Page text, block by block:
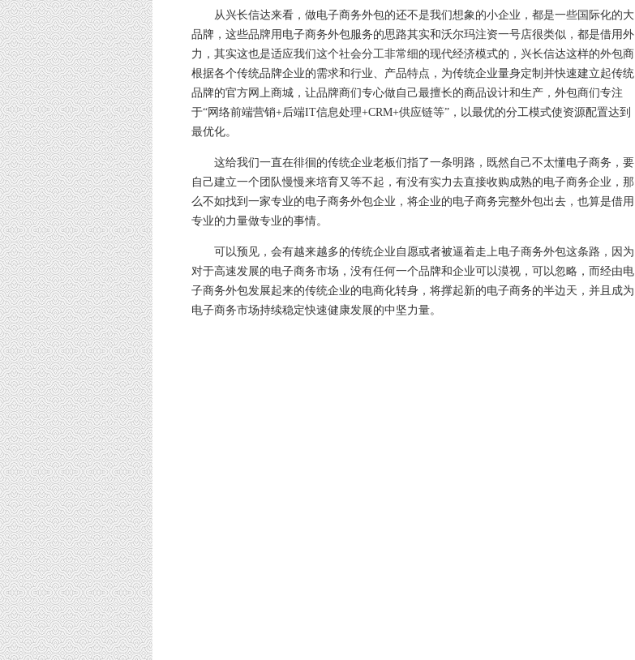
从兴长信达来看，做电子商务外包的还不是我们想象的小企业，都是一些国际化的大
品牌，这些品牌用电子商务外包服务的思路其实和沃尔玛注资一号店很类似，都是借用外
力，其实这也是适应我们这个社会分工非常细的现代经济模式的，兴长信达这样的外包商
根据各个传统品牌企业的需求和行业、产品特点，为传统企业量身定制并快速建立起传统
品牌的官方网上商城，让品牌商们专心做自己最擅长的商品设计和生产，外包商们专注
于“网络前端营销+后端IT信息处理+CRM+供应链等”，以最优的分工模式使资源配置达到
最优化。
这给我们一直在徘徊的传统企业老板们指了一条明路，既然自己不太懂电子商务，要
自己建立一个团队慢慢来培育又等不起，有没有实力去直接收购成熟的电子商务企业，那
么不如找到一家专业的电子商务外包企业，将企业的电子商务完整外包出去，也算是借用
专业的力量做专业的事情。
可以预见，会有越来越多的传统企业自愿或者被逼着走上电子商务外包这条路，因为
对于高速发展的电子商务市场，没有任何一个品牌和企业可以漠视，可以忽略，而经由电
子商务外包发展起来的传统企业的电商化转身，将撑起新的电子商务的半边天，并且成为
电子商务市场持续稳定快速健康发展的中坚力量。